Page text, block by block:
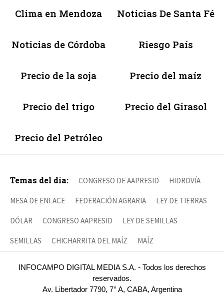
Clima en Mendoza Noticias De Santa Fé
Noticias de Córdoba Riesgo País
Precio de la soja Precio del maíz
Precio del trigo Precio del Girasol
Precio del Petróleo
Temas del día: CONGRESO DE AAPRESID HIDROVÍA
MESA DE ENLACE FEDERACIÓN AGRARIA LEY DE TIERRAS
DÓLAR CONGRESO AAPRESID LEY DE SEMILLAS
SEMILLAS CHICHARRITA DEL MAÍZ MAÍZ
INFOCAMPO DIGITAL MEDIA S.A. - Todos los derechos
reservados.
Av. Libertador 7790, 7° A, CABA, Argentina